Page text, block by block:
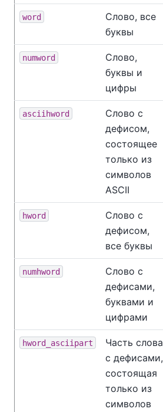
word
Слово, все
буквы
numword
Слово,
буквы и
цифры
asciihword
Слово с
дефисом,
состоящее
только из
символов
ASCII
hword
Слово с
дефисом,
все буквы
numhword
Слово с
дефисами,
буквами и
цифрами
hword_asciipart
Часть слова
с дефисами,
состоящая
только из
символов